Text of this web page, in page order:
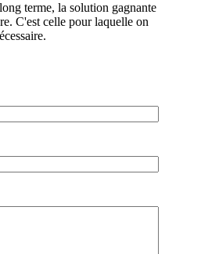
terme, la solution gagnante
C'est celle pour laquelle on